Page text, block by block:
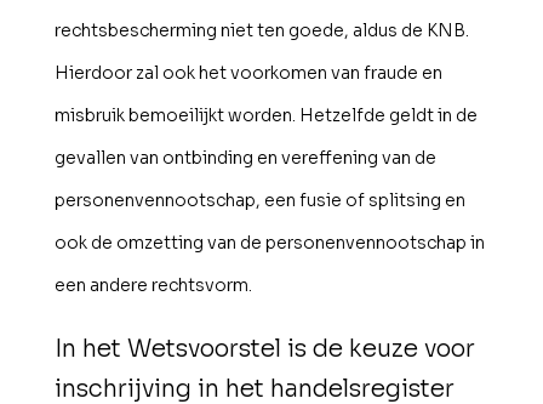
rechtsbescherming niet ten goede, aldus de KNB.
Hierdoor zal ook het voorkomen van fraude en
misbruik bemoeilijkt worden. Hetzelfde geldt in de
gevallen van ontbinding en vereffening van de
personenvennootschap, een fusie of splitsing en
ook de omzetting van de personenvennootschap in
een andere rechtsvorm.
In het Wetsvoorstel is de keuze voor
inschrijving in het handelsregister